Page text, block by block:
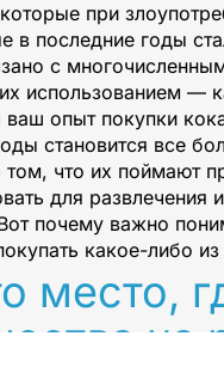
при
последние годы
с
использованием —
опыт покупки
становится все
что их поймают
для развлечения
почему важно
какое-либо из
место,
на